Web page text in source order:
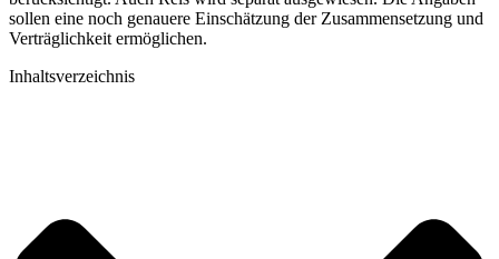
sollen eine noch genauere Einschätzung der Zusammensetzung und
Verträglichkeit ermöglichen.
Inhaltsverzeichnis​